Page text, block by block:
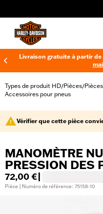
Livraison gratuite à partir
Types de produit HD/Pièces/
Accessoires pour pneus
Vérifier que cette pièce
MANOMÈTRE
PRESSION DES
72,00 €
Pièce | Numéro de référence : 75158-10